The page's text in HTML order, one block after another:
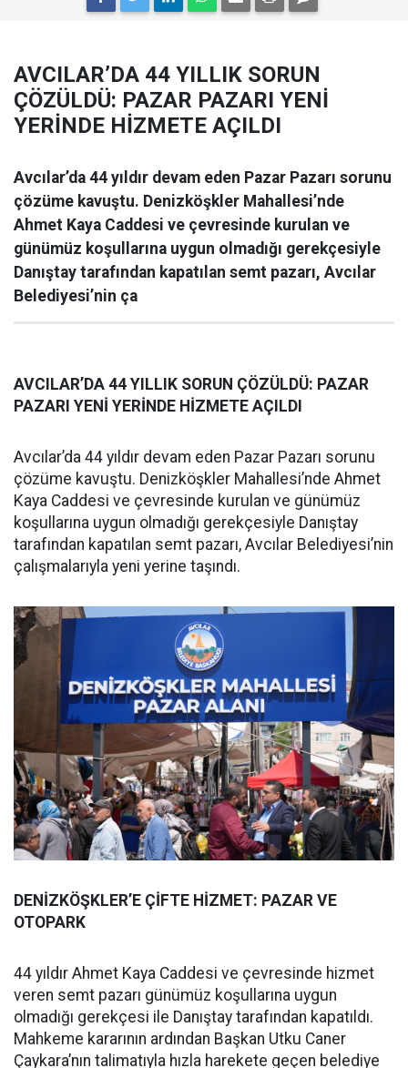
AVCILAR’DA 44 YILLIK SORUN
ÇÖZÜLDÜ: PAZAR PAZARI YENİ
YERİNDE HİZMETE AÇILDI
Avcılar’da 44 yıldır devam eden Pazar Pazarı sorunu
çözüme kavuştu. Denizköşkler Mahallesi’nde
Ahmet Kaya Caddesi ve çevresinde kurulan ve
günümüz koşullarına uygun olmadığı gerekçesiyle
Danıştay tarafından kapatılan semt pazarı, Avcılar
Belediyesi’nin ça
AVCILAR’DA 44 YILLIK SORUN ÇÖZÜLDÜ: PAZAR
PAZARI YENİ YERİNDE HİZMETE AÇILDI
Avcılar’da 44 yıldır devam eden Pazar Pazarı sorunu
çözüme kavuştu. Denizköşkler Mahallesi’nde Ahmet
Kaya Caddesi ve çevresinde kurulan ve günümüz
koşullarına uygun olmadığı gerekçesiyle Danıştay
tarafından kapatılan semt pazarı, Avcılar Belediyesi’nin
çalışmalarıyla yeni yerine taşındı.
DENİZKÖŞKLER’E ÇİFTE HİZMET: PAZAR VE
OTOPARK
44 yıldır Ahmet Kaya Caddesi ve çevresinde hizmet
veren semt pazarı günümüz koşullarına uygun
olmadığı gerekçesi ile Danıştay tarafından kapatıldı.
Mahkeme kararının ardından Başkan Utku Caner
Çaykara’nın talimatıyla hızla harekete geçen belediye